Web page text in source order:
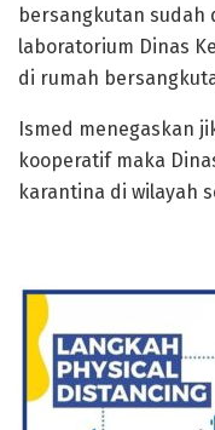
bersangkutan sudah
laboratorium Dinas
di rumah
Ismed menegaskan
kooperatif maka
karantina di wilayah